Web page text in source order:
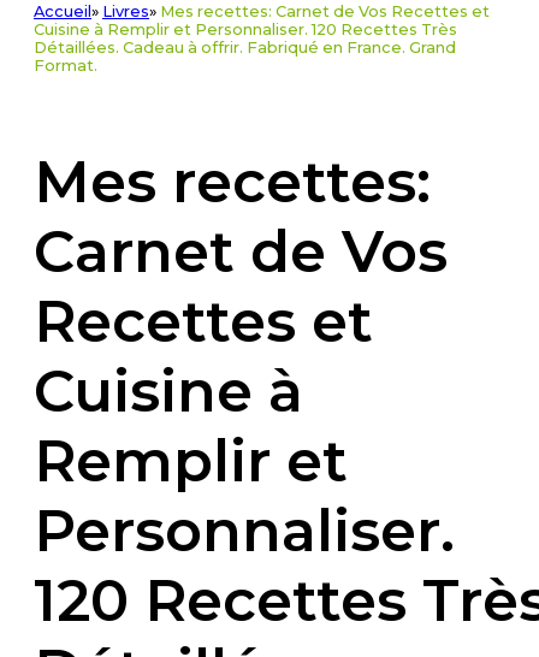
Accueil » Livres» Mes recettes: Carnet de Vos Recettes et
Cuisine à Remplir et Personnaliser. 120 Recettes Très
Détaillées. Cadeau à offrir. Fabriqué en France. Grand
Format.
Mes recettes:
Carnet de Vos
Recettes et
Cuisine à
Remplir et
Personnaliser.
120 Recettes